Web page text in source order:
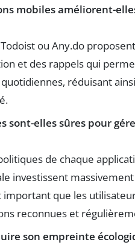
mobiles améliorent-
ou Any.do
et des rappels qui
réduisant
sont-elles sûres pour
de chaque
investissent
important que les
reconnues et
son empreinte